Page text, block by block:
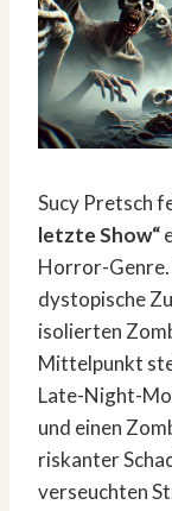
Sucy Pretsch
letzte Show“
Horror-Genre.
dystopische
isolierten
Mittelpunkt
Late-Night-
und einen
riskanter
verseuchten